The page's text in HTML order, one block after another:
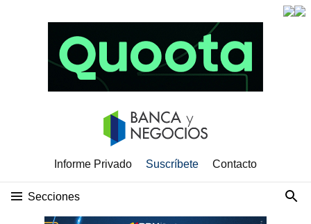
Informe Privado Suscríbete Contacto
Secciones